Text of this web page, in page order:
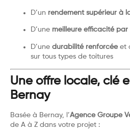
D’un rendement supérieur à
D’une meilleure efficacité
D’une durabilité renforcéeet
sur tous types de toitures
Une offre locale, clé
Bernay
Basée à Bernay, l’Agence Groupe
de A à Z dans votre projet :